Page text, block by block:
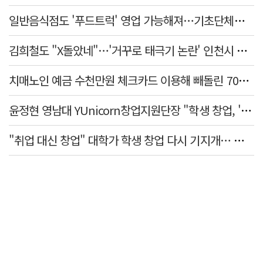
일반음식점도 '푸드트럭' 영업 가능해져…기초단체별 조례 개정 움직임
김희철도 "X돌았네"…'거꾸로 태극기 논란' 인천시 현수막, 이틀 만에 철거
치매노인 예금 수천만원 체크카드 이용해 빼돌린 70대 간병인, 집행유예
윤정현 영남대 YUnicorn창업지원단장 "학생 창업, '팀 빌딩'이 제일 중요"
"취업 대신 창업" 대학가 학생 창업 다시 기지개… 창업자·기업·매출 동반 성장